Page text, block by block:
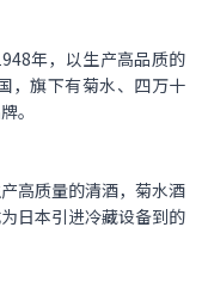
年，以生产高品质的
，旗下有菊水、四万十
。
高质量的清酒，菊水酒
日本引进冷藏设备到的